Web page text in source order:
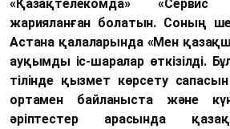
«Қазақтелекомда»
жарияланған болатын. Соның
Астана қалаларында «Мен
ауқымды іс-шаралар өткізілді.
тілінде қызмет көрсету
ортамен байланыста және
әріптестер арасында